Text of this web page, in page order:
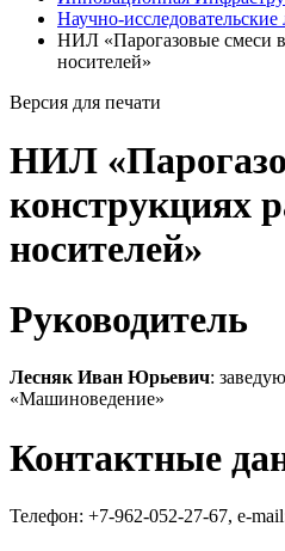
Научно-исследовательские
НИЛ «Парогазовые смеси в
носителей»
Версия для печати
НИЛ
конструкциях
носителей»
Руководитель
Лесняк Иван Юрьевич:
«Машиноведение»
Контактные
Телефон: +7-962-052-27-67, e-